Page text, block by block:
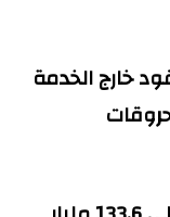
140 محطة وقود خارج الخدمة